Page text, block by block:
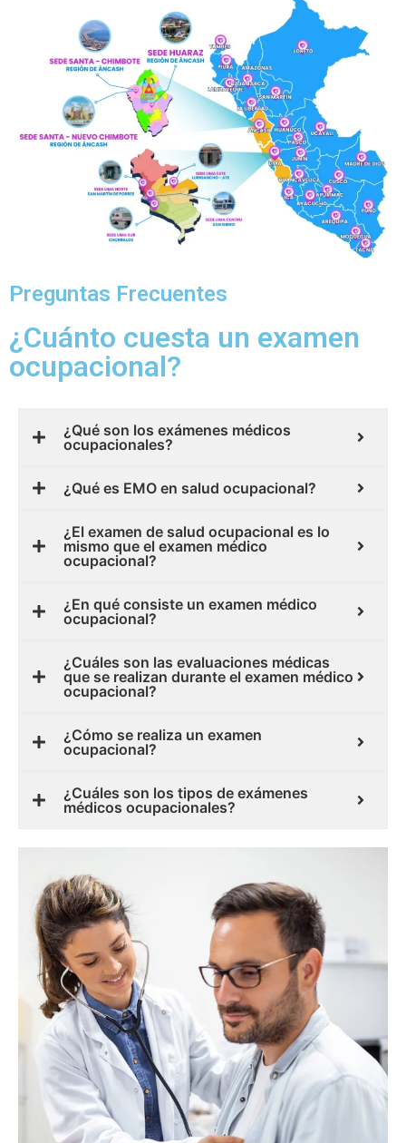
Preguntas Frecuentes
¿Cuánto cuesta un examen
ocupacional?
¿Qué son los exámenes médicos
ocupacionales?
¿Qué es EMO en salud ocupacional?
¿El examen de salud ocupacional es lo
mismo que el examen médico
ocupacional?
¿En qué consiste un examen médico
ocupacional?
¿Cuáles son las evaluaciones médicas
que se realizan durante el examen médico
ocupacional?
¿Cómo se realiza un examen
ocupacional?
¿Cuáles son los tipos de exámenes
médicos ocupacionales?